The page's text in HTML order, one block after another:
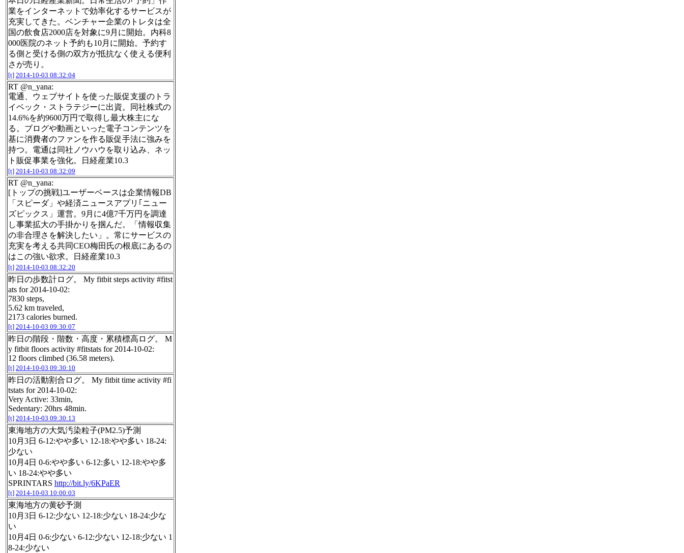
業をインターネットで効率化するサービスが
充実してきた。ベンチャー企業のトレタは全
国の飲食店2000店を対象に9月に開始。内科8
000医院のネット予約も10月に開始。予約す
る側と受ける側の双方が抵抗なく使える便利
さが売り。
[t] 2014-10-03 08:32:04
RT @n_yana:
電通、ウェブサイトを使った販促支援のトラ
イベック・ストラテジーに出資。同社株式の
14.6%を約9600万円で取得し最大株主にな
る。ブログや動画といった電子コンテンツを
基に消費者のファンを作る販促手法に強みを
持つ。電通は同社ノウハウを取り込み、ネッ
ト販促事業を強化。日経産業10.3
[t] 2014-10-03 08:32:09
RT @n_yana:
[トップの挑戦]ユーザーベースは企業情報DB
「スピーダ」や経済ニュースアプリ｢ニュー
ズピックス」運営。9月に4億7千万円を調達
し事業拡大の手掛かりを掴んだ。「情報収集
の非合理さを解決したい」。常にサービスの
充実を考える共同CEO梅田氏の根底にあるの
はこの強い欲求。日経産業10.3
[t] 2014-10-03 08:32:20
昨日の歩数計ログ。 My fitbit steps activity #fitst
ats for 2014-10-02:
7830 steps,
5.62 km traveled,
2173 calories burned.
[t] 2014-10-03 09:30:07
昨日の階段・階数・高度・累積標高ログ。 M
y fitbit floors activity #fitstats for 2014-10-02:
12 floors climbed (36.58 meters).
[t] 2014-10-03 09:30:10
昨日の活動割合ログ。 My fitbit time activity #fi
tstats for 2014-10-02:
Very Active: 33min,
Sedentary: 20hrs 48min.
[t] 2014-10-03 09:30:13
東海地方の大気汚染粒子(PM2.5)予測
10月3日 6-12:やや多い 12-18:やや多い 18-24:
少ない
10月4日 0-6:やや多い 6-12:多い 12-18:やや多
い 18-24:やや多い
SPRINTARS http://bit.ly/6KPaER
[t] 2014-10-03 10:00:03
東海地方の黄砂予測
10月3日 6-12:少ない 12-18:少ない 18-24:少な
い
10月4日 0-6:少ない 6-12:少ない 12-18:少ない 1
8-24:少ない